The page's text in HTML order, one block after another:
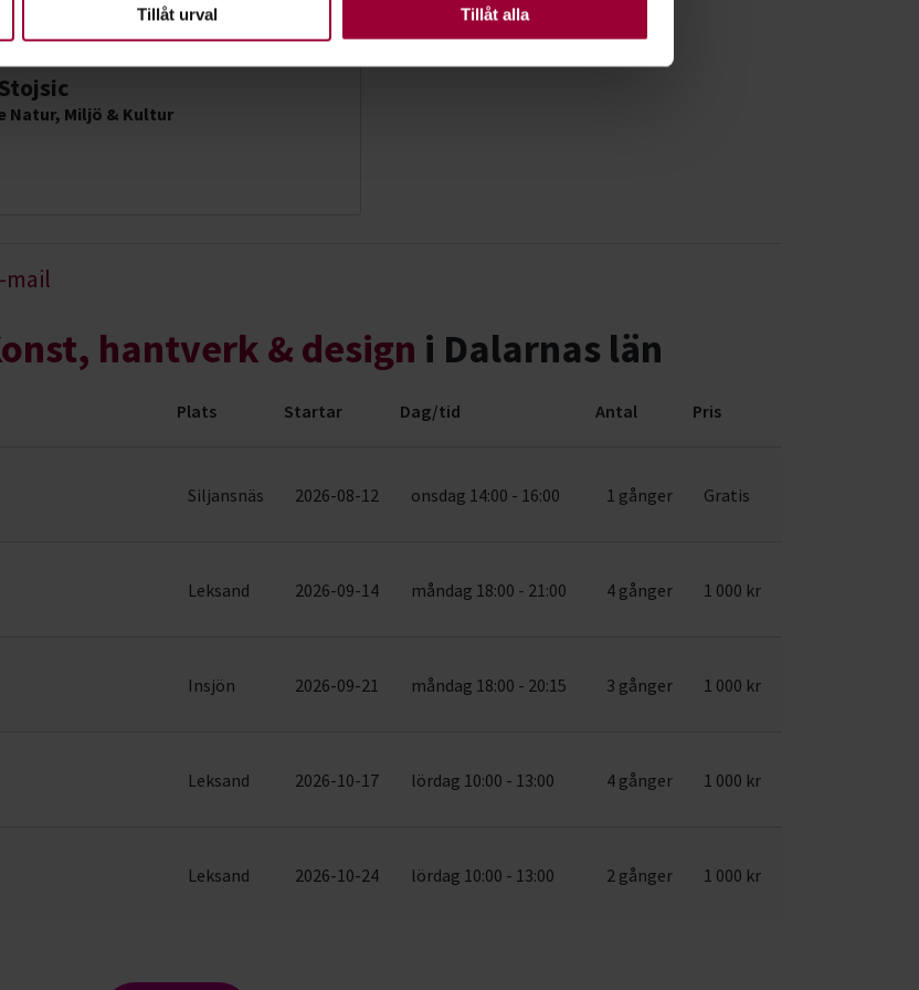
Tillåt urval Tillåt alla
Natur, Miljö & Kultur
mail
hantverk & design i Dalarnas län
Plats Startar Dag/tid Antal Pris
Siljansnäs 2026-08-12 onsdag 14:00 - 16:00 1 gånger Gratis
Leksand 2026-09-14 måndag 18:00 - 21:00 4 gånger 1 000 kr
Insjön 2026-09-21 måndag 18:00 - 20:15 3 gånger 1 000 kr
Leksand 2026-10-17 lördag 10:00 - 13:00 4 gånger 1 000 kr
Leksand 2026-10-24 lördag 10:00 - 13:00 2 gånger 1 000 kr